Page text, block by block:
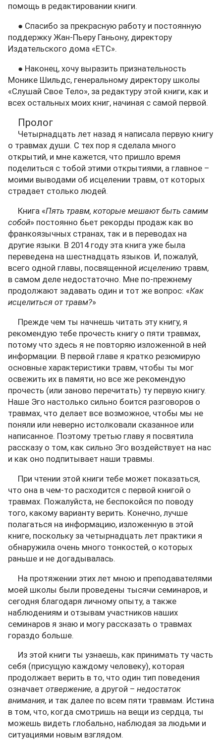
помощь в редактировании книги.
● Спасибо за прекрасную работу и постоянную
поддержку Жан-Пьеру Ганьону, директору
Издательского дома «ETC».
● Наконец, хочу выразить признательность
Монике Шильдс, генеральному директору школы
«Слушай Свое Тело», за редактуру этой книги, как и
всех остальных моих книг, начиная с самой первой.
Пролог
Четырнадцать лет назад я написала первую книгу
о травмах души. С тех пор я сделала много
открытий, и мне кажется, что пришло время
поделиться с тобой этими открытиями, а главное –
моими выводами об исцелении травм, от которых
страдает столько людей.
Книга «Пять травм, которые мешают быть самим
собой» постоянно бьет рекорды продаж как во
франкоязычных странах, так и в переводах на
другие языки. В 2014 году эта книга уже была
переведена на шестнадцать языков. И, пожалуй,
всего одной главы, посвященной исцелению травм,
в самом деле недостаточно. Мне по-прежнему
продолжают задавать один и тот же вопрос: «Как
исцелиться от травм?»
Прежде чем ты начнешь читать эту книгу, я
рекомендую тебе прочесть книгу о пяти травмах,
потому что здесь я не повторяю изложенной в ней
информации. В первой главе я кратко резюмирую
основные характеристики травм, чтобы ты мог
освежить их в памяти, но все же рекомендую
прочесть (или заново перечитать) ту первую книгу.
Наше Эго настолько сильно боится разговоров о
травмах, что делает все возможное, чтобы мы не
поняли или неверно истолковали сказанное или
написанное. Поэтому третью главу я посвятила
рассказу о том, как сильно Эго воздействует на нас
и как оно подпитывает наши травмы.
При чтении этой книги тебе может показаться,
что она в чем-то расходится с первой книгой о
травмах. Пожалуйста, не беспокойся по поводу
того, какому варианту верить. Конечно, лучше
полагаться на информацию, изложенную в этой
книге, поскольку за четырнадцать лет практики я
обнаружила очень много тонкостей, о которых
раньше и не догадывалась.
На протяжении этих лет мною и преподавателями
моей школы были проведены тысячи семинаров, и
сегодня благодаря личному опыту, а также
наблюдениям и отзывам участников наших
семинаров я знаю и могу рассказать о травмах
гораздо больше.
Из этой книги ты узнаешь, как принимать ту часть
себя (присущую каждому человеку), которая
продолжает верить в то, что один тип поведения
означает отвержение, а другой – недостаток
внимания, и так далее по всем пяти травмам. Истина
в том, что, когда смотришь на вещи из сердца, ты
можешь видеть глобально, наблюдая за людьми и
ситуациями новым взглядом.